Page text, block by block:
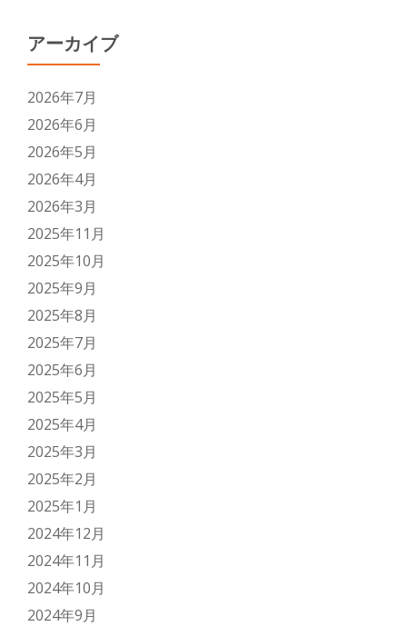
アーカイブ
2026年7月
2026年6月
2026年5月
2026年4月
2026年3月
2025年11月
2025年10月
2025年9月
2025年8月
2025年7月
2025年6月
2025年5月
2025年4月
2025年3月
2025年2月
2025年1月
2024年12月
2024年11月
2024年10月
2024年9月